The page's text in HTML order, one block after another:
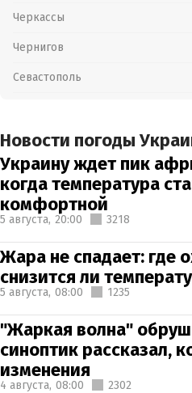
Черкассы
Чернигов
Севастополь
Новости погоды
Украину ждет пик
когда температура
комфортной
5 августа, 20:00 3218
Жара не спадает: где
снизится ли
5 августа, 08:00 1235
"Жаркая волна"
синоптик рассказал,
изменения
4 августа, 08:00 2302